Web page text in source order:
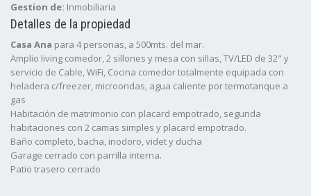
Gestion de: Inmobiliaria
Detalles de la propiedad
Casa Ana para 4 personas, a 500mts. del mar.
Amplio living comedor, 2 sillones y mesa con sillas, TV/LED de 32" y
servicio de Cable, WiFi, Cocina comedor totalmente equipada con
heladera c/freezer, microondas, agua caliente por termotanque a
gas
Habitación de matrimonio con placard empotrado, segunda
habitaciones con 2 camas simples y placard empotrado.
Baño completo, bacha, inodoro, videt y ducha
Garage cerrado con parrilla interna.
Patio trasero cerrado